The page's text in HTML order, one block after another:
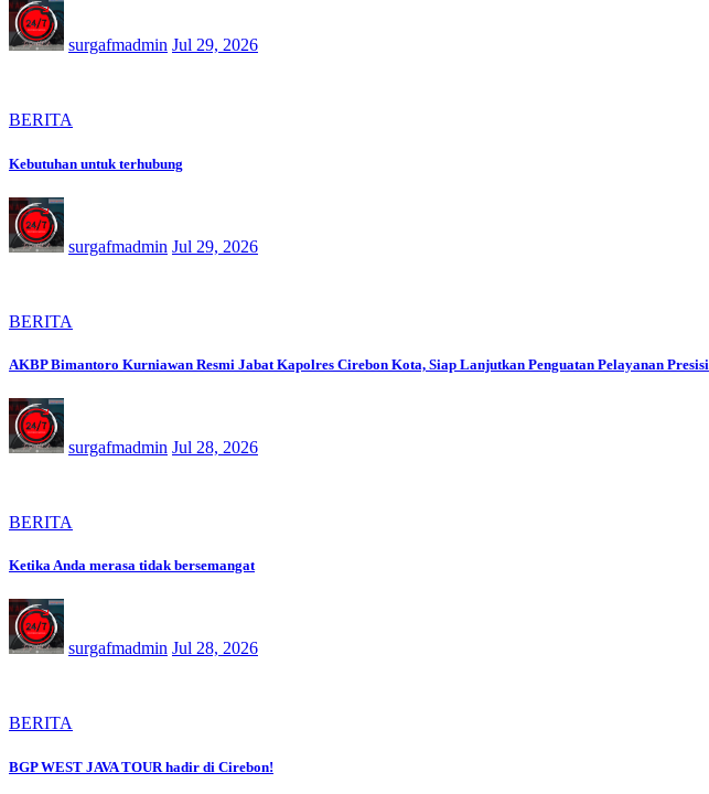
surgafmadmin Jul 29, 2026
BERITA
Kebutuhan untuk terhubung
surgafmadmin Jul 29, 2026
BERITA
AKBP Bimantoro Kurniawan Resmi Jabat Kapolres Cirebon Kota, Siap Lanjutkan Penguatan Pelayanan Presisi
surgafmadmin Jul 28, 2026
BERITA
Ketika Anda merasa tidak bersemangat
surgafmadmin Jul 28, 2026
BERITA
BGP WEST JAVA TOUR hadir di Cirebon!